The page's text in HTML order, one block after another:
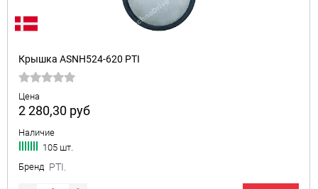
Крышка ASNH524-620 PTI
Цена
2 280,30 руб
Наличие
105 шт.
Бренд PTI.